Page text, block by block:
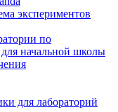
экспериментов
по
начальной школы
для лабораторий